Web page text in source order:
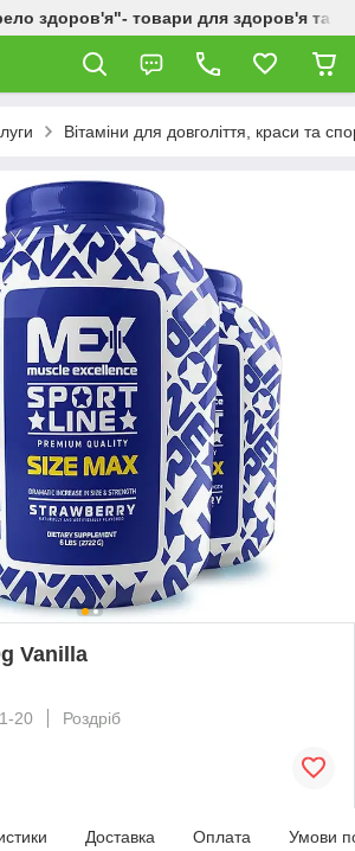
здоров'я"- товари для здоров'я та
Вітаміни для довголіття, краси та
Vanilla
20
Роздріб
Доставка Оплата Умови